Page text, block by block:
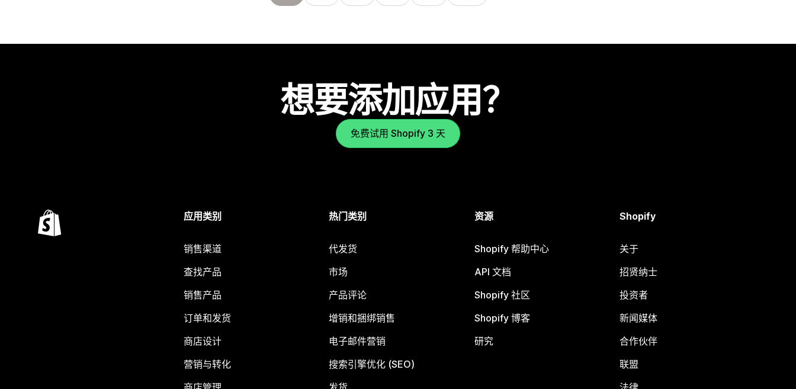
想要添加应用？
免费试用 Shopify 3 天
应用类别
销售渠道
查找产品
销售产品
订单和发货
商店设计
营销与转化
热门类别
代发货
市场
产品评论
增销和捆绑销售
电子邮件营销
搜索引擎优化 (SEO)
资源
Shopify 帮助中心
API 文档
Shopify 社区
Shopify 博客
研究
Shopify
关于
招贤纳士
投资者
新闻媒体
合作伙伴
联盟